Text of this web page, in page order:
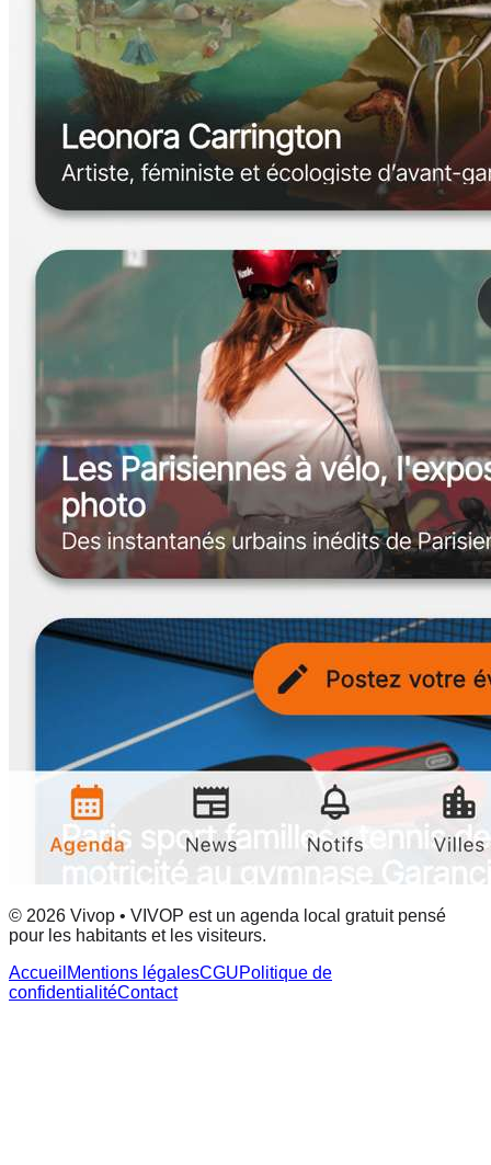
© 2026 Vivop • VIVOP est un agenda local gratuit pensé
pour les habitants et les visiteurs.
Accueil Mentions légalesCGUPolitique de
confidentialitéContact